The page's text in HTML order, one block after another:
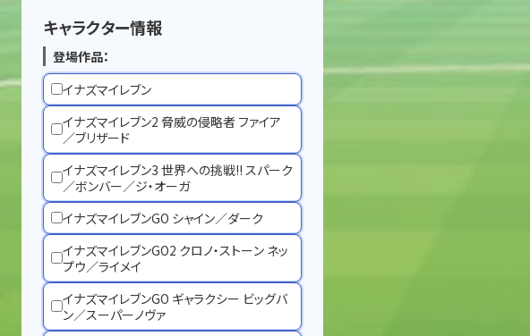
キャラクター情報
登場作品：
イナズマイレブン
イナズマイレブン2 脅威の侵略者 ファイア
／ブリザード
イナズマイレブン3 世界への挑戦!! スパーク
／ボンバー／ジ・オーガ
イナズマイレブンGO シャイン／ダーク
イナズマイレブンGO2 クロノ・ストーン ネッ
プウ／ライメイ
イナズマイレブンGO ギャラクシー ビッグバ
ン／スーパーノヴァ